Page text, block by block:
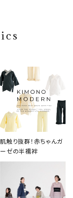
肌触り抜群！赤ちゃんガ
ーゼの半襦袢